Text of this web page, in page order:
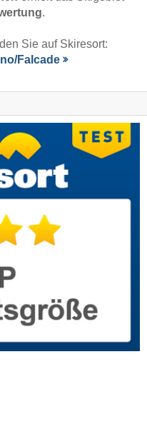
.
Sie auf Skiresort:
​Falcade